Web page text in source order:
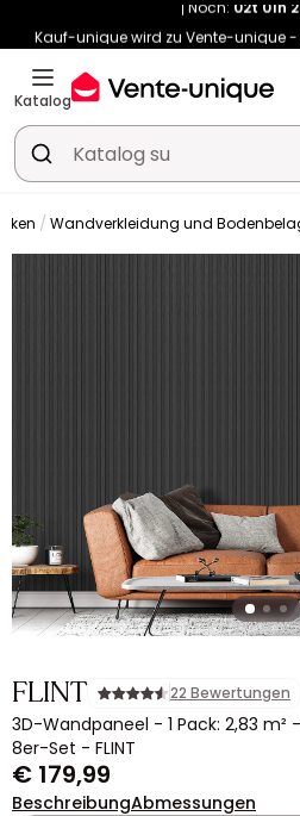
-10% ab €400 mitHEAT10auf
Noch:
Katalog
Wandverkleidung und
FLINT 22 Bewertungen
3D-Wandpaneel - 1 Pack: 2,83
8er-Set - FLINT
€ 179,99
BeschreibungAbmessungen